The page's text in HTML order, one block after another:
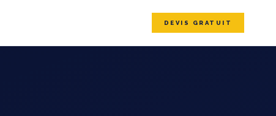
DEVIS GRATUIT